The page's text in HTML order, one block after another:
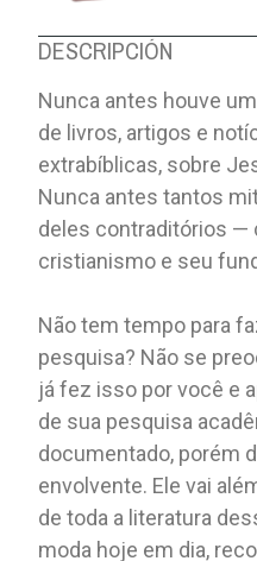
DESCRIPCIÓN
Nunca antes houve
de livros, artigos e
extrabíblicas, sobre
Nunca antes tantos
deles contraditórios —
cristianismo e seu
Não tem tempo para
pesquisa? Não se
já fez isso por você e
de sua pesquisa
documentado, porém
envolvente. Ele vai
de toda a literatura
moda hoje em dia,